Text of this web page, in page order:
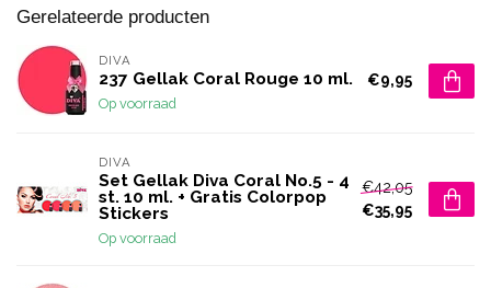
Gerelateerde producten
DIVA
237 Gellak Coral Rouge 10 ml.
Op voorraad
€9,95
DIVA
Set Gellak Diva Coral No.5 - 4
st. 10 ml. + Gratis Colorpop
Stickers
Op voorraad
€42,05
€35,95